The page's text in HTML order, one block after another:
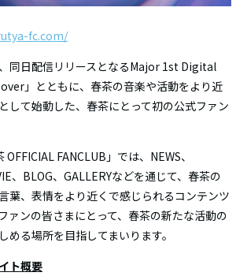
fc.com/
同日配信リリースとなるMajor 1st Digital
」とともに、春茶の音楽や活動をより近
して始動した、春茶にとって初の公式ファン
FANCLUB」では、NEWS、
、BLOG、GALLERYなどを通じて、春茶の
葉、表情をより近くで感じられるコンテンツ
ァンの皆さまにとって、春茶の新たな活動の
める場所を目指してまいります。
ト概要